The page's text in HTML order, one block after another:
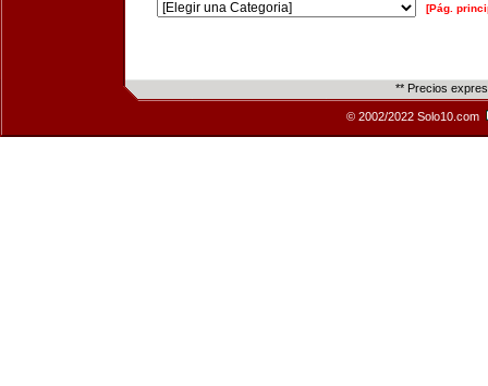
[Pág.
** Precios
© 2002/2022 Solo10.com